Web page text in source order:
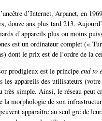
d’Internet, Arpanet, en
douze ans plus tard 213.
d’appareils plus ou moins
est un ordinateur complet («
dont le prix est de l’ordre de la
prodigieux est le principe end to
les appareils des utilisateurs
très simple. Ainsi, le réseau peut
la morphologie de son
apparaître au seul gré de